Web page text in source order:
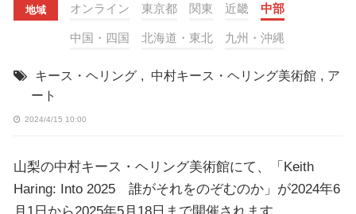
地域 オンライン 東京都 関東 近畿 中部
中国・四国 北海道・東北 九州・沖縄
キース・ヘリング , 中村キース・ヘリング美術館 , ア
ート
2024/4/15 10:00
山梨の中村キース・ヘリング美術館にて、「Keith
Haring: Into 2025 誰がそれをのぞむのか」が2024年6
月1日から2025年5月18日まで開催されます。